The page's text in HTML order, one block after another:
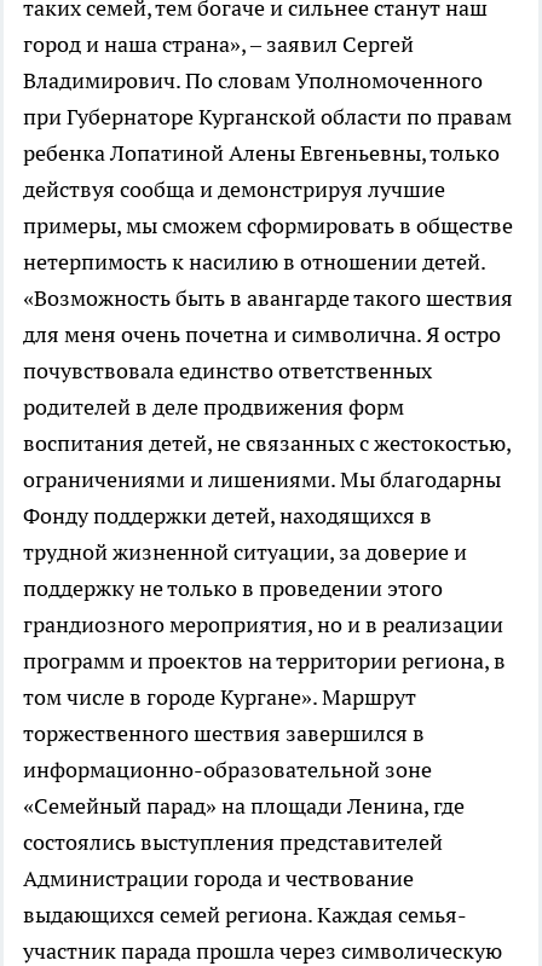
таких семей, тем богаче и сильнее станут наш
город и наша страна», – заявил Сергей
Владимирович. По словам Уполномоченного
при Губернаторе Курганской области по правам
ребенка Лопатиной Алены Евгеньевны, только
действуя сообща и демонстрируя лучшие
примеры, мы сможем сформировать в обществе
нетерпимость к насилию в отношении детей.
«Возможность быть в авангарде такого шествия
для меня очень почетна и символична. Я остро
почувствовала единство ответственных
родителей в деле продвижения форм
воспитания детей, не связанных с жестокостью,
ограничениями и лишениями. Мы благодарны
Фонду поддержки детей, находящихся в
трудной жизненной ситуации, за доверие и
поддержку не только в проведении этого
грандиозного мероприятия, но и в реализации
программ и проектов на территории региона, в
том числе в городе Кургане». Маршрут
торжественного шествия завершился в
информационно-образовательной зоне
«Семейный парад» на площади Ленина, где
состоялись выступления представителей
Администрации города и чествование
выдающихся семей региона. Каждая семья-
участник парада прошла через символическую